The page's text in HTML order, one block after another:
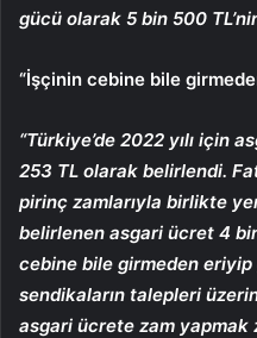
gücü olarak 5 bin 500
“İşçinin cebine bile
“Türkiye’de 2022 yılı için
253 TL olarak belirlendi.
pirinç zamlarıyla birlikte
belirlenen asgari ücret 4
cebine bile girmeden eriyip
sendikaların talepleri
asgari ücrete zam yapmak